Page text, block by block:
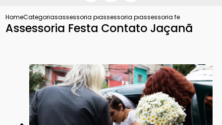
HomeCategoriasassessoria para eventoassessoria para eventosassessoria festa contato
Assessoria Festa Contato Jaçanã